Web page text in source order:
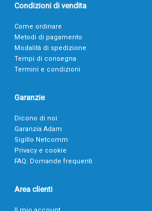
Condizioni di vendita
Come ordinare
Metodi di pagamento
Modalità di spedizione
Tempi di consegna
Termini e condizioni
Garanzie
Dicono di noi
Garanzia Adam
Sigillo Netcomm
Privacy e cookie
FAQ: Domande frequenti
Area clienti